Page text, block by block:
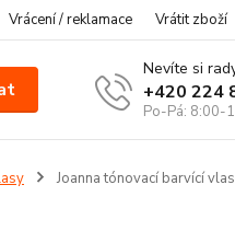
Vrácení / reklamace Vrátit zboží
Nevíte si
+420 224
Po-Pá: 8:00-
Joanna tónovací barvící